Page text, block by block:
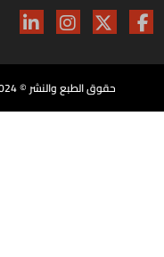
حقوق الطبع والنشر © 2024 جميع الحقوق محفوظة لشركة